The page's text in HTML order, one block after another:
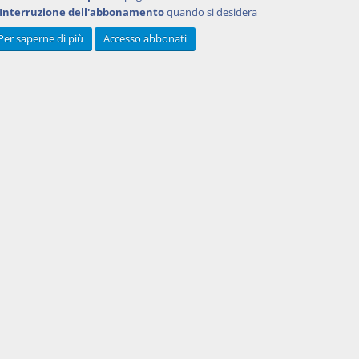
A
se il
cfr.
Interruzione dell'abbonamentoquando si desidera
saperne di più
Accesso abbonati